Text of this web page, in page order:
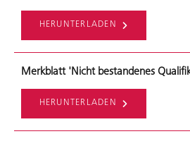
HERUNTERLADEN
Merkblatt 'Nicht bestandenes
HERUNTERLADEN